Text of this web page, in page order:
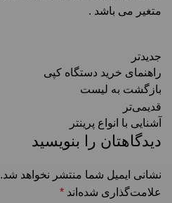
متغیر می باشد .
جدیدتر
راهنمای خرید دستگاه کپی
بازگشت به لیست
قدیمی‌تر
آشنایی با انواع پرینتر
دیدگاهتان را بنویسید
نشانی ایمیل شما منتشر نخواهد شد.
علامت‌گذاری شده‌اند *